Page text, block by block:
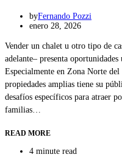
byFernando Pozzi
enero 28, 2026
Vender un chalet u otro tipo de
adelante– presenta
Especialmente en Zona Norte
propiedades amplias tiene su
desafíos específicos para atraer
familias…
READ MORE
4 minute read